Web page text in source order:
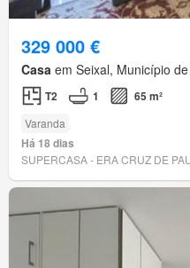
329 000 €
Casa em Seixal, Município
T2 1 65 m²
Varanda
Há 18 dias
SUPERCASA - ERA CRUZ DE